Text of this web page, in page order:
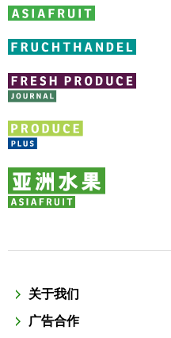
关于我们
广告合作